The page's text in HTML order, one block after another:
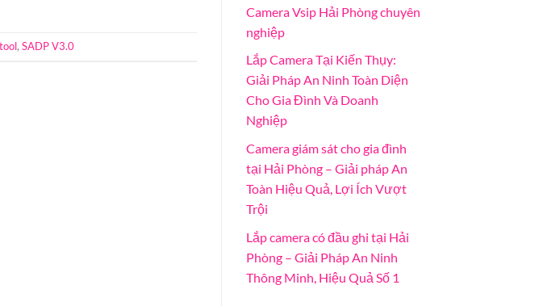
, SADP V3.0
Camera Vsip Hải Phòng chuyên
nghiệp
Lắp Camera Tại Kiến Thụy:
Giải Pháp An Ninh Toàn Diện
Cho Gia Đình Và Doanh
Nghiệp
Camera giám sát cho gia đình
tại Hải Phòng – Giải pháp An
Toàn Hiệu Quả, Lợi Ích Vượt
Trội
Lắp camera có đầu ghi tại Hải
Phòng – Giải Pháp An Ninh
Thông Minh, Hiệu Quả Số 1